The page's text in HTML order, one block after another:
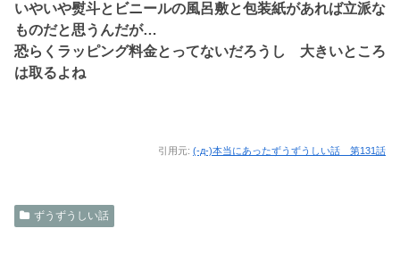
いやいや熨斗とビニールの風呂敷と包装紙があれば立派な
ものだと思うんだが…
恐らくラッピング料金とってないだろうし 大きいところ
は取るよね
引用元: (-д-)本当にあったずうずうしい話 第131話
ずうずうしい話